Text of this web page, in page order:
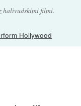
halivudskimi filmi.
Hollywood